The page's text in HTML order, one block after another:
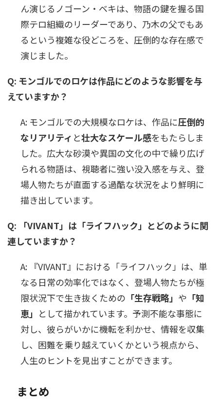
ん演じるノゴーン・ベキは、物語の鍵を握る国
際テロ組織のリーダーであり、乃木の父でもあ
るという複雑な役どころを、圧倒的な存在感で
演じました。
Q: モンゴルでのロケは作品にどのような影響を与
えていますか？
A: モンゴルでの大規模なロケは、作品に圧倒的
なリアリティ と壮大なスケール感をもたらしま
した。広大な砂漠や異国の文化の中で繰り広げ
られる物語は、視聴者に強い没入感を与え、登
場人物たちが直面する過酷な状況をより鮮明に
描き出しています。
Q: 「VIVANT」は「ライフハック」とどのように関
連していますか？
A: 『VIVANT』における「ライフハック」は、単
なる日常の効率化ではなく、登場人物たちが極
限状況下で生き抜くための 「生存戦略」 や 「知
恵」 として描かれています。予測不能な事態に
対し、彼らがいかに機転を利かせ、情報を収集
し、困難を乗り越えていくかという視点から、
人生のヒントを見出すことができます。
まとめ